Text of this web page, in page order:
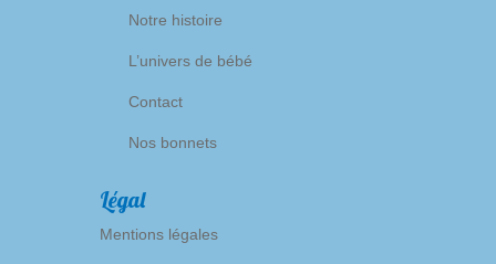
Notre histoire
L’univers de bébé
Contact
Nos bonnets
Légal
Mentions légales